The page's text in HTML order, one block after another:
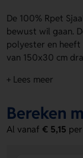
De 100% Rpet
bewust wil gaan.
polyester en heeft
van 150x30 cm
Op product laat je
boodschap
Voordelen
+ Lees meer
Bereken
Al vanaf€ 5,15